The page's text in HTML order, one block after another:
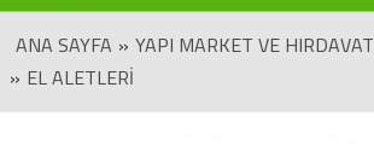
ANA SAYFA » YAPI MARKET VE HIRDAVAT
» EL ALETLERI